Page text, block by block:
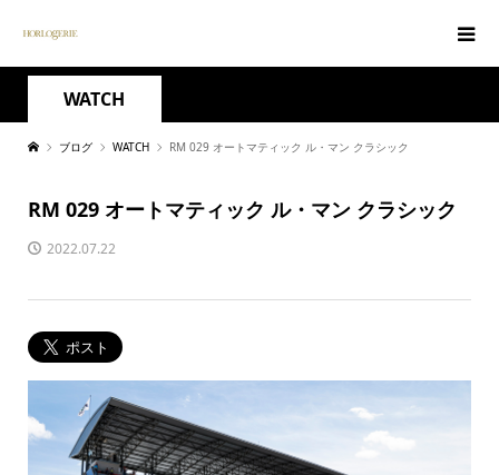
WATCH
ブログ WATCH RM 029 オートマティック ル・マン クラシック
RM 029 オートマティック ル・マン クラシック
2022.07.22